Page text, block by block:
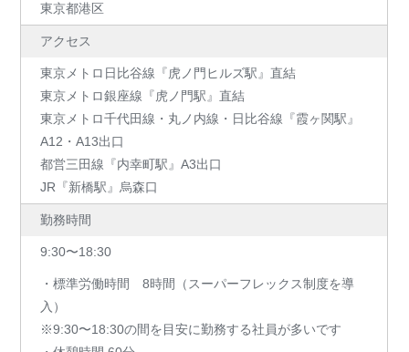
東京都港区
アクセス
東京メトロ日比谷線『虎ノ門ヒルズ駅』直結
東京メトロ銀座線『虎ノ門駅』直結
東京メトロ千代田線・丸ノ内線・日比谷線『霞ヶ関駅』
A12・A13出口
都営三田線『内幸町駅』A3出口
JR『新橋駅』烏森口
勤務時間
9:30〜18:30
・標準労働時間 8時間（スーパーフレックス制度を導
入）
※9:30〜18:30の間を目安に勤務する社員が多いです